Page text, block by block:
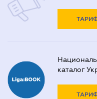
каталог